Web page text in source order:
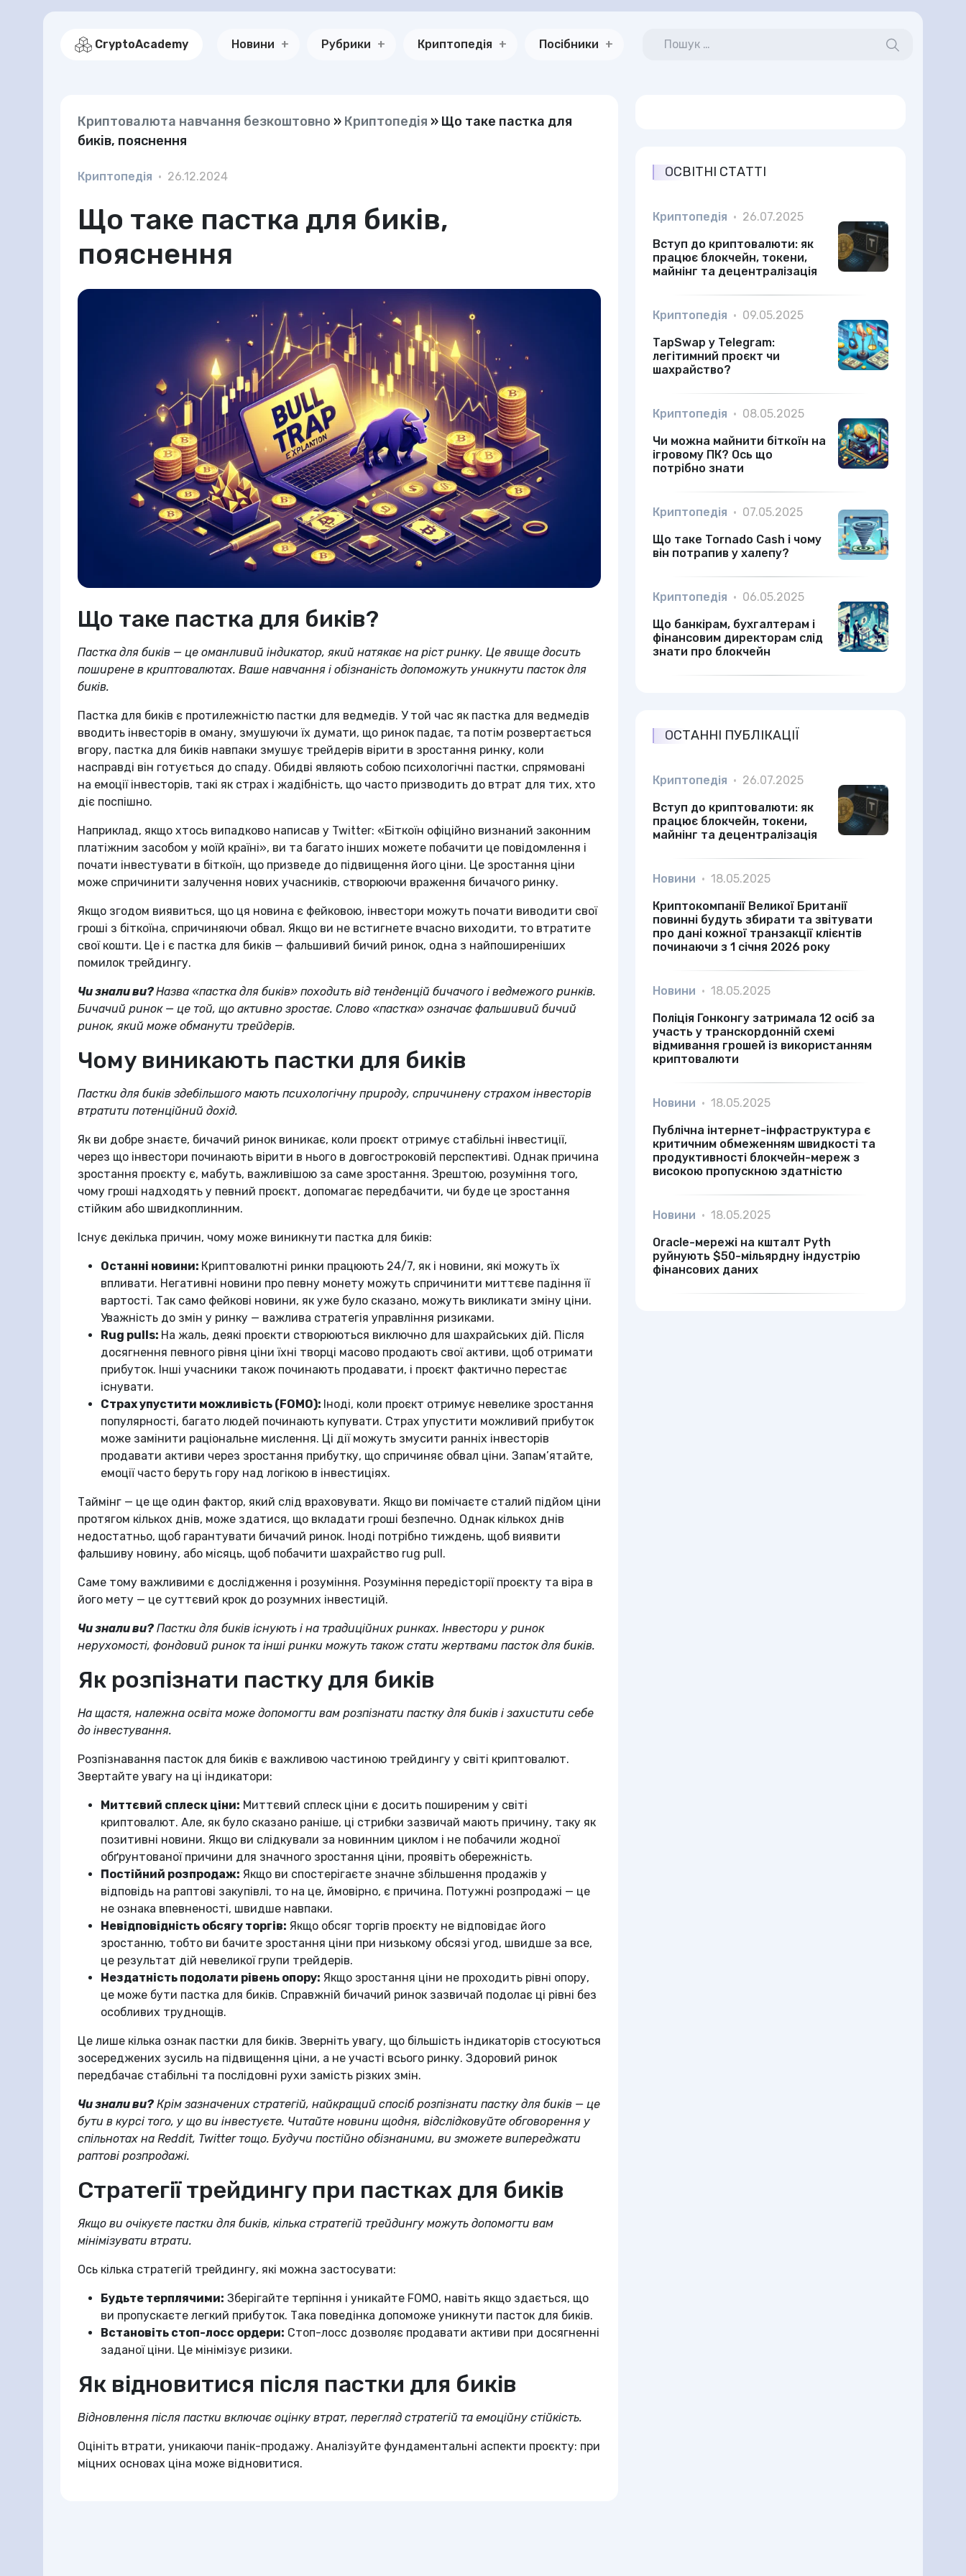
CryptoAcademy Новини Рубрики Криптопедія Посібники
Криптовалюта навчання безкоштовно » Криптопедія » Що таке пастка для
биків, пояснення
Криптопедія • 26.12.2024
Що таке пастка для биків,
пояснення
Що таке пастка для биків?
Пастка для биків — це оманливий індикатор, який натякає на ріст ринку. Це явище досить
поширене в криптовалютах. Ваше навчання і обізнаність допоможуть уникнути пасток для
биків.
Пастка для биків є протилежністю пастки для ведмедів. У той час як пастка для ведмедів
вводить інвесторів в оману, змушуючи їх думати, що ринок падає, та потім розвертається
вгору, пастка для биків навпаки змушує трейдерів вірити в зростання ринку, коли
насправді він готується до спаду. Обидві являють собою психологічні пастки, спрямовані
на емоції інвесторів, такі як страх і жадібність, що часто призводить до втрат для тих, хто
діє поспішно.
Наприклад, якщо хтось випадково написав у Twitter: «Біткоїн офіційно визнаний законним
платіжним засобом у моїй країні», ви та багато інших можете побачити це повідомлення і
почати інвестувати в біткоїн, що призведе до підвищення його ціни. Це зростання ціни
може спричинити залучення нових учасників, створюючи враження бичачого ринку.
Якщо згодом виявиться, що ця новина є фейковою, інвестори можуть почати виводити свої
гроші з біткоїна, спричиняючи обвал. Якщо ви не встигнете вчасно виходити, то втратите
свої кошти. Це і є пастка для биків — фальшивий бичий ринок, одна з найпоширеніших
помилок трейдингу.
Чи знали ви?Назва «пастка для биків» походить від тенденцій бичачого і ведмежого ринків.
Бичачий ринок — це той, що активно зростає. Слово «пастка» означає фальшивий бичий
ринок, який може обманути трейдерів.
Чому виникають пастки для биків
Пастки для биків здебільшого мають психологічну природу, спричинену страхом інвесторів
втратити потенційний дохід.
Як ви добре знаєте, бичачий ринок виникає, коли проєкт отримує стабільні інвестиції,
через що інвестори починають вірити в нього в довгостроковій перспективі. Однак причина
зростання проєкту є, мабуть, важливішою за саме зростання. Зрештою, розуміння того,
чому гроші надходять у певний проєкт, допомагає передбачити, чи буде це зростання
стійким або швидкоплинним.
Існує декілька причин, чому може виникнути пастка для биків:
Останні новини: Криптовалютні ринки працюють 24/7, як і новини, які можуть їх
впливати. Негативні новини про певну монету можуть спричинити миттєве падіння її
вартості. Так само фейкові новини, як уже було сказано, можуть викликати зміну ціни.
Уважність до змін у ринку — важлива стратегія управління ризиками.
Rug pulls: На жаль, деякі проєкти створюються виключно для шахрайських дій. Після
досягнення певного рівня ціни їхні творці масово продають свої активи, щоб отримати
прибуток. Інші учасники також починають продавати, і проєкт фактично перестає
існувати.
Страх упустити можливість (FOMO): Іноді, коли проєкт отримує невелике зростання
популярності, багато людей починають купувати. Страх упустити можливий прибуток
може замінити раціональне мислення. Ці дії можуть змусити ранніх інвесторів
продавати активи через зростання прибутку, що спричиняє обвал ціни. Запам’ятайте,
емоції часто беруть гору над логікою в інвестиціях.
Таймінг — це ще один фактор, який слід враховувати. Якщо ви помічаєте сталий підйом ціни
протягом кількох днів, може здатися, що вкладати гроші безпечно. Однак кількох днів
недостатньо, щоб гарантувати бичачий ринок. Іноді потрібно тиждень, щоб виявити
фальшиву новину, або місяць, щоб побачити шахрайство rug pull.
Саме тому важливими є дослідження і розуміння. Розуміння передісторії проєкту та віра в
його мету — це суттєвий крок до розумних інвестицій.
Чи знали ви? Пастки для биків існують і на традиційних ринках. Інвестори у ринок
нерухомості, фондовий ринок та інші ринки можуть також стати жертвами пасток для биків.
Як розпізнати пастку для биків
На щастя, належна освіта може допомогти вам розпізнати пастку для биків і захистити себе
до інвестування.
Розпізнавання пасток для биків є важливою частиною трейдингу у світі криптовалют.
Звертайте увагу на ці індикатори:
Миттєвий сплеск ціни: Миттєвий сплеск ціни є досить поширеним у світі
криптовалют. Але, як було сказано раніше, ці стрибки зазвичай мають причину, таку як
позитивні новини. Якщо ви слідкували за новинним циклом і не побачили жодної
обґрунтованої причини для значного зростання ціни, проявіть обережність.
Постійний розпродаж: Якщо ви спостерігаєте значне збільшення продажів у
відповідь на раптові закупівлі, то на це, ймовірно, є причина. Потужні розпродажі — це
не ознака впевненості, швидше навпаки.
Невідповідність обсягу торгів: Якщо обсяг торгів проєкту не відповідає його
зростанню, тобто ви бачите зростання ціни при низькому обсязі угод, швидше за все,
це результат дій невеликої групи трейдерів.
Нездатність подолати рівень опору: Якщо зростання ціни не проходить рівні опору,
це може бути пастка для биків. Справжній бичачий ринок зазвичай подолає ці рівні без
особливих труднощів.
Це лише кілька ознак пастки для биків. Зверніть увагу, що більшість індикаторів стосуються
зосереджених зусиль на підвищення ціни, а не участі всього ринку. Здоровий ринок
передбачає стабільні та послідовні рухи замість різких змін.
Чи знали ви? Крім зазначених стратегій, найкращий спосіб розпізнати пастку для биків — це
бути в курсі того, у що ви інвестуєте. Читайте новини щодня, відслідковуйте обговорення у
спільнотах на Reddit, Twitter тощо. Будучи постійно обізнаними, ви зможете випереджати
раптові розпродажі.
Стратегії трейдингу при пастках для биків
Якщо ви очікуєте пастки для биків, кілька стратегій трейдингу можуть допомогти вам
мінімізувати втрати.
Ось кілька стратегій трейдингу, які можна застосувати:
Будьте терплячими: Зберігайте терпіння і уникайте FOMO, навіть якщо здається, що
ви пропускаєте легкий прибуток. Така поведінка допоможе уникнути пасток для биків.
Встановіть стоп-лосс ордери: Стоп-лосс дозволяє продавати активи при досягненні
заданої ціни. Це мінімізує ризики.
Як відновитися після пастки для биків
Відновлення після пастки включає оцінку втрат, перегляд стратегій та емоційну стійкість.
Оцініть втрати, уникаючи панік-продажу. Аналізуйте фундаментальні аспекти проєкту: при
міцних основах ціна може відновитися.
ОСВІТНІ СТАТТІ
Криптопедія • 26.07.2025
Вступ до криптовалюти: як
працює блокчейн, токени,
майнінг та децентралізація
Криптопедія • 09.05.2025
TapSwap у Telegram:
легітимний проєкт чи
шахрайство?
Криптопедія • 08.05.2025
Чи можна майнити біткоїн на
ігровому ПК? Ось що
потрібно знати
Криптопедія • 07.05.2025
Що таке Tornado Cash і чому
він потрапив у халепу?
Криптопедія • 06.05.2025
Що банкірам, бухгалтерам і
фінансовим директорам слід
знати про блокчейн
ОСТАННІ ПУБЛІКАЦІЇ
Криптопедія • 26.07.2025
Вступ до криптовалюти: як
працює блокчейн, токени,
майнінг та децентралізація
Новини • 18.05.2025
Криптокомпанії Великої Британії
повинні будуть збирати та звітувати
про дані кожної транзакції клієнтів
починаючи з 1 січня 2026 року
Новини • 18.05.2025
Поліція Гонконгу затримала 12 осіб за
участь у транскордонній схемі
відмивання грошей із використанням
криптовалюти
Новини • 18.05.2025
Публічна інтернет-інфраструктура є
критичним обмеженням швидкості та
продуктивності блокчейн-мереж з
високою пропускною здатністю
Новини • 18.05.2025
Oracle-мережі на кшталт Pyth
руйнують $50-мільярдну індустрію
фінансових даних